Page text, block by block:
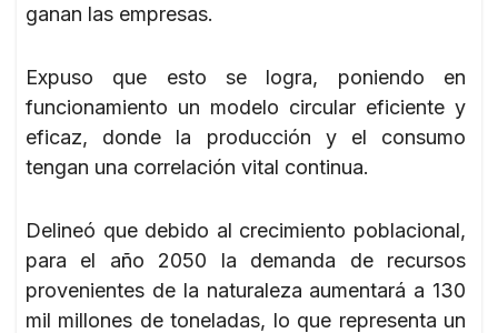
ganan las empresas.
Expuso que esto se logra, poniendo en
funcionamiento un modelo circular eficiente y
eficaz, donde la producción y el consumo
tengan una correlación vital continua.
Delineó que debido al crecimiento poblacional,
para el año 2050 la demanda de recursos
provenientes de la naturaleza aumentará a 130
mil millones de toneladas, lo que representa un